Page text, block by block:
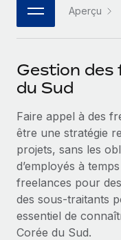
notre MCP
Intégrations
Demandez aux
Recevez des
l’international et
Contrôles
Simplifiez vos
candidats
TRAVAILLONS
Intégrez les RH
Explorez avec
Remote Build
Conseil en
ÉTUDES DE CAS
Descriptions de
Webinaires
Événements
Salle de presse
Données sur les
Centre de
Obtenir de l’aide
Voir toutes les
한국어 Aperçu
Gestion des
du Sud
Faire appel à des
être une stratégie
projets, sans les
d’employés à
freelances pour
des sous‑traitants
essentiel de
Corée du Sud.